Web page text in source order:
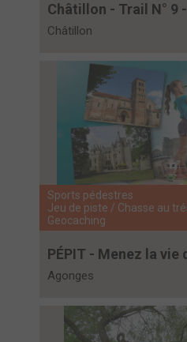
Châtillon - Trail N° 9
Châtillon
Sports pédestres
Jeu de piste / Chasse au
Geocaching
PÉPIT - Menez la vie
Agonges